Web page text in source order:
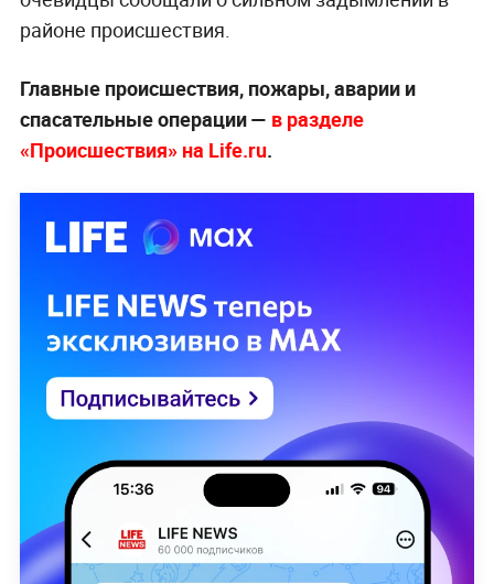
районе происшествия.
Главные происшествия, пожары, аварии и
спасательные операции — в разделе
«Происшествия» на Life.ru.